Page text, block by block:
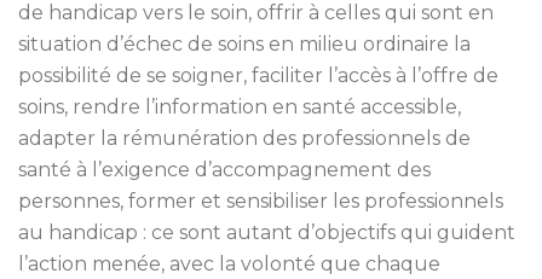
de handicap vers le soin, offrir à celles qui sont en
situation d’échec de soins en milieu ordinaire la
possibilité de se soigner, faciliter l’accès à l’offre de
soins, rendre l’information en santé accessible,
adapter la rémunération des professionnels de
santé à l’exigence d’accompagnement des
personnes, former et sensibiliser les professionnels
au handicap : ce sont autant d’objectifs qui guident
l’action menée, avec la volonté que chaque